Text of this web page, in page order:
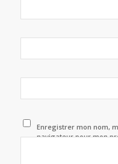
Enregistrer mon nom,
navigateur pour mon